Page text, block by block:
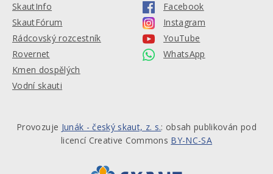
SkautInfo
SkautFórum
Rádcovský rozcestník
Rovernet
Kmen dospělých
Vodní skauti
Facebook
Instagram
YouTube
WhatsApp
Provozuje Junák - český skaut, z. s.: obsah publikován pod
licencí Creative Commons BY-NC-SA